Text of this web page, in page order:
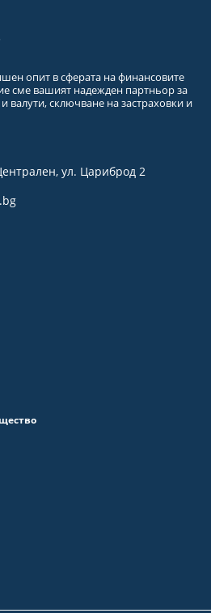
опит в сферата на финансовите
сме вашият надежден партньор за
валути, сключване на застраховки и
ул. Цариброд 2